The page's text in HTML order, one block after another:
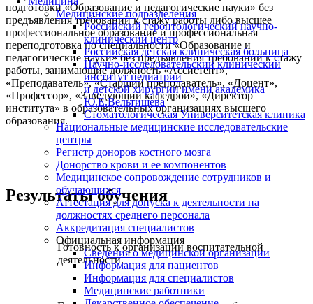
Медицинские подразделения
Российский геронтологический научно-
клинический центр
Российская детская клиническая больница
Научно-исследовательский клинический
институт педиатрии
и детской хирургии имени академика
Ю.Е.Вельтищева
Стоматологическая Университетская клиника
Национальные медицинские исследовательские
центры
Регистр доноров костного мозга
Донорство крови и ее компонентов
Медицинское сопровождение сотрудников и
обучающихся
Аттестация для допуска к деятельности на
должностях среднего персонала
Аккредитация специалистов
Официальная информация
Сведения о медицинской организации
Информация для пациентов
Информация для специалистов
Медицинские работники
подготовки «Образование и педагогические науки» без
предъявления требований к стажу работы либо высшее
профессиональное образование и профессиональная
переподготовка по специальности «Образование и
педагогические науки» без предъявления требований к стажу
работы, занимающие должность «Ассистент»,
«Преподаватель», «Старший преподаватель», «Доцент»,
«Профессор», «Заведующий кафедрой», «Директор
института» в образовательных организациях высшего
образования.
Результаты обучения
Готовность к организации воспитательной
деятельности.